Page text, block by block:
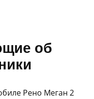
об
Рено Меган 2